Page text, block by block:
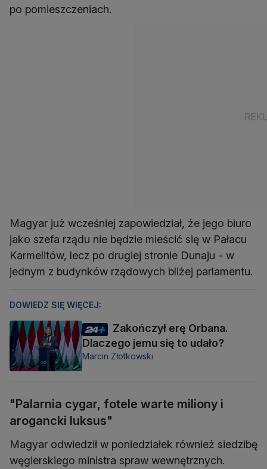
po pomieszczeniach.
Magyar już wcześniej zapowiedział, że jego biuro
jako szefa rządu nie będzie mieścić się w Pałacu
Karmelitów, lecz po drugiej stronie Dunaju - w
jednym z budynków rządowych bliżej parlamentu.
DOWIEDZ SIĘ WIĘCEJ:
Zakończył erę Orbana.
Dlaczego jemu się to udało?
Marcin Złotkowski
"Palarnia cygar, fotele warte miliony i
arogancki luksus"
Magyar odwiedził w poniedziałek również siedzibę
węgierskiego ministra spraw wewnętrznych.